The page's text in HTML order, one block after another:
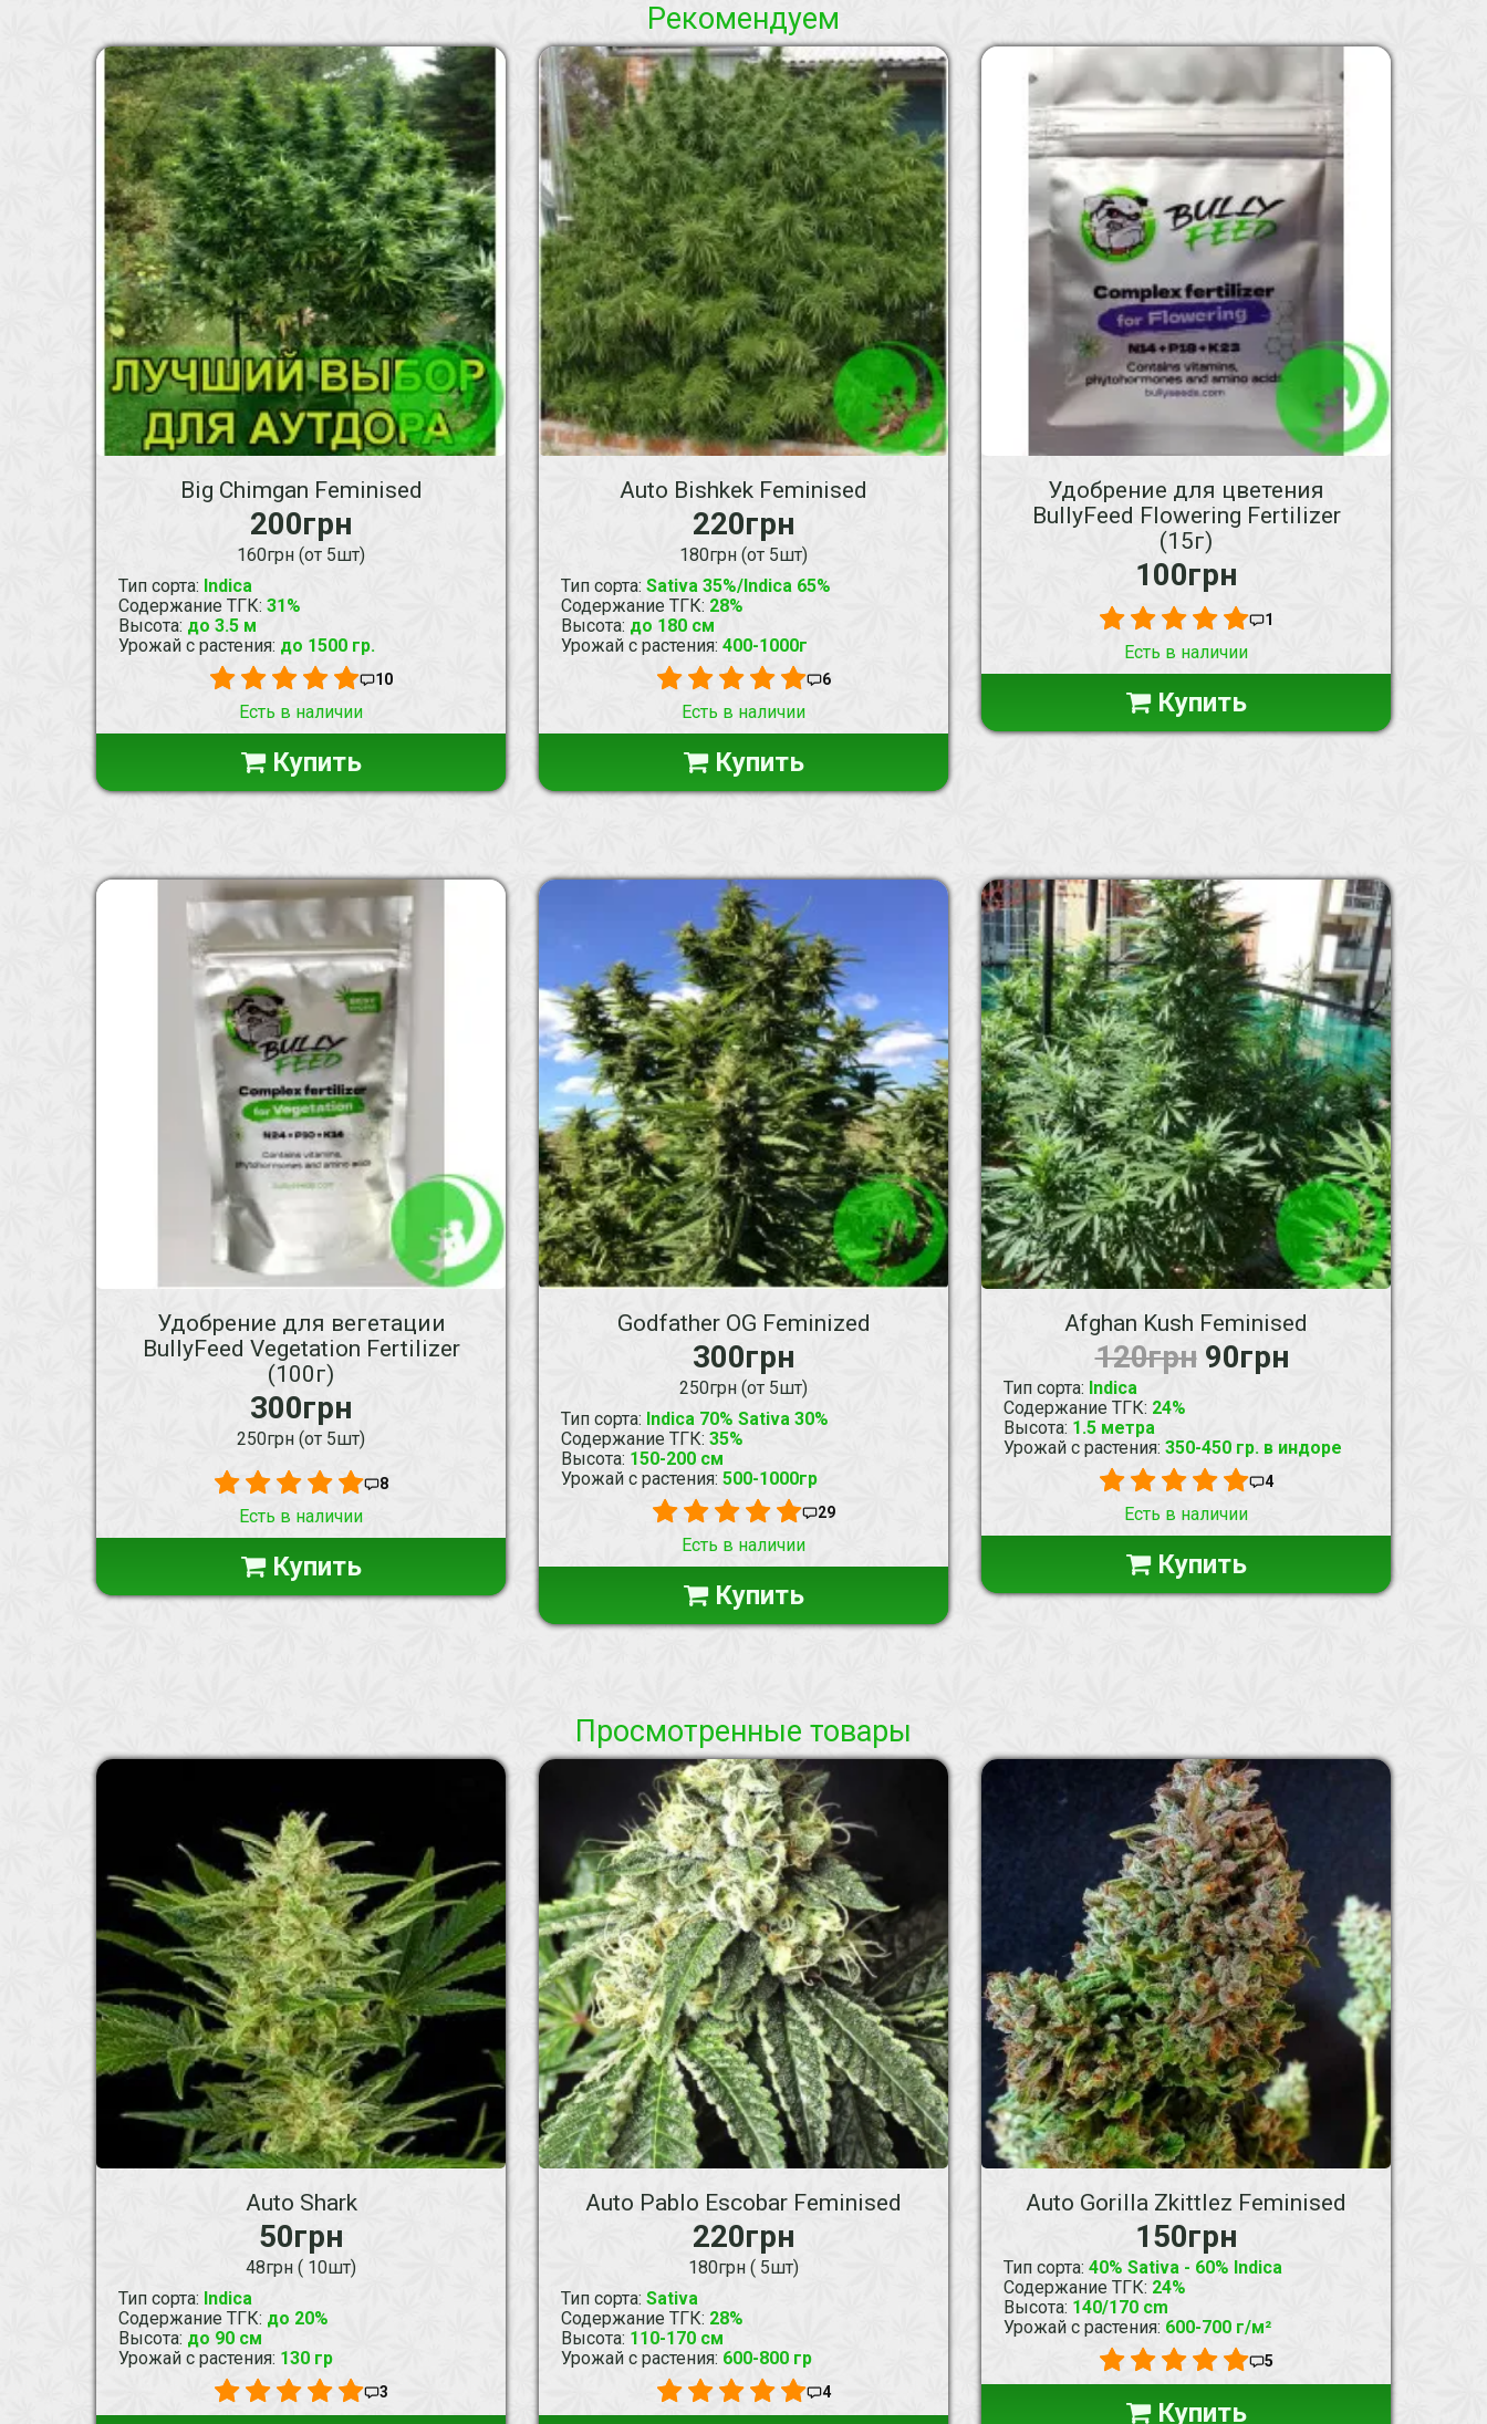
Рекомендуем
Big Chimgan Feminised
200грн
160грн (от 5шт)
Тип сорта: Indica
Содержание ТГК: 31%
Высота: до 3.5 м
Урожай с растения: до 1500 гр.
10
Есть в наличии
Купить
Auto Bishkek Feminised
220грн
180грн (от 5шт)
Тип сорта: Sativa 35%/Indica 65%
Содержание ТГК: 28%
Высота: до 180 см
Урожай с растения: 400-1000г
6
Есть в наличии
Купить
Удобрение для цветения
BullyFeed Flowering Fertilizer
(15г)
100грн
1
Есть в наличии
Купить
Удобрение для вегетации
BullyFeed Vegetation Fertilizer
(100г)
300грн
250грн (от 5шт)
8
Есть в наличии
Купить
Godfather OG Feminized
300грн
250грн (от 5шт)
Тип сорта: Indica 70% Sativa 30%
Содержание ТГК: 35%
Высота: 150-200 см
Урожай с растения: 500-1000гр
29
Есть в наличии
Купить
Afghan Kush Feminised
120грн 90грн
Тип сорта: Indica
Содержание ТГК: 24%
Высота: 1.5 метра
Урожай с растения: 350-450 гр. в индоре
4
Есть в наличии
Купить
Просмотренные товары
Auto Shark
50грн
48грн ( 10шт)
Тип сорта: Indica
Содержание ТГК: до 20%
Высота: до 90 см
Урожай с растения: 130 гр
3
Auto Pablo Escobar Feminised
220грн
180грн ( 5шт)
Тип сорта: Sativa
Содержание ТГК: 28%
Высота: 110-170 см
Урожай с растения: 600-800 гр
4
Auto Gorilla Zkittlez Feminised
150грн
Тип сорта: 40% Sativa - 60% Indica
Содержание ТГК: 24%
Высота: 140/170 cm
Урожай с растения: 600-700 г/м²
5
Купить